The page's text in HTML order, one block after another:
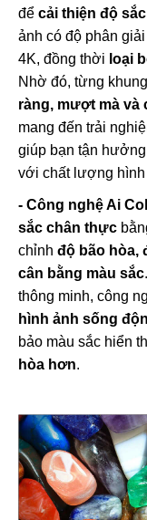
để cải thiện độ
ảnh có độ phân
4K, đồng thời loại
Nhờ đó, từng
ràng, mượt mà và
mang đến trải
giúp bạn tận
với chất lượng hình
- Công nghệ Ai
sắc chân thực
chỉnh độ bão hòa,
cân bằng màu sắc
thông minh, công
hình ảnh sống
bảo màu sắc hiển
hòa hơn.